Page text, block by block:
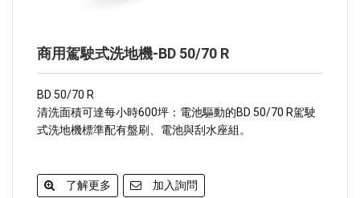
商用駕駛式洗地機-BD 50/70 R
BD 50/70 R
清洗面積可達每小時600坪：電池驅動的BD 50/70 R駕駛
式洗地機標準配有盤刷、電池與刮水座組。
了解更多 加入詢問